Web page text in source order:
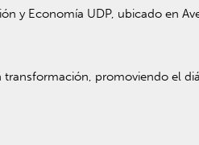
y Economía UDP, ubicado en
transformación, promoviendo el